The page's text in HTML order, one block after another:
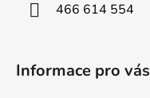
466 614 554
Informace pro vás